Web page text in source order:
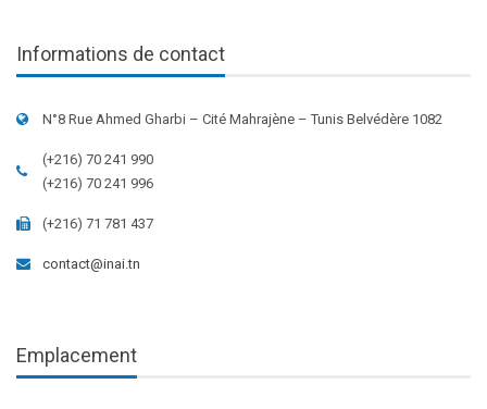
Informations de contact
N°8 Rue Ahmed Gharbi – Cité Mahrajène – Tunis Belvédère 1082
(+216) 70 241 990
(+216) 70 241 996
(+216) 71 781 437
contact@inai.tn
Emplacement